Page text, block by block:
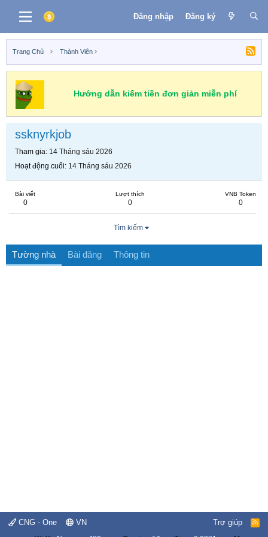
Đăng nhập Đăng ký
Trang Chủ Thành Viên
Hướng dẫn kiếm tiền đơn giản miễn phí
ssknyrkjob
Tham gia 14 Tháng sáu 2026
Hoạt động cuối 14 Tháng sáu 2026
Bài viết
0
Lượt thích
0
VNB Token
0
Tìm kiếm
Tường nhà Bài đăng Thông tin
CNG - One VN Trợ giúp
R